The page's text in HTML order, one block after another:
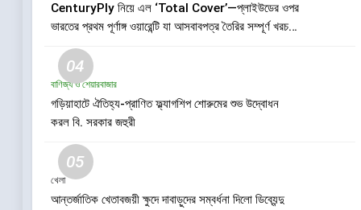
CenturyPly নিয়ে এল ‘Total Cover’—প্লাইউডের ওপর
ভারতের প্রথম পূর্ণাঙ্গ ওয়ারেন্টি যা আসবাবপত্র তৈরির সম্পূর্ণ খরচ
পুষিয়ে দেয়
04
বাণিজ্য ও শেয়ারবাজার
গড়িয়াহাটে ঐতিহ্য-প্রাণিত ফ্ল্যাগশিপ শোরুমের শুভ উদ্বোধন
করল বি. সরকার জহুরী
05
খেলা
আন্তর্জাতিক খেতাবজয়ী ক্ষুদে দাবাড়ুদের সম্বর্ধনা দিলো ডিব্যেন্দু